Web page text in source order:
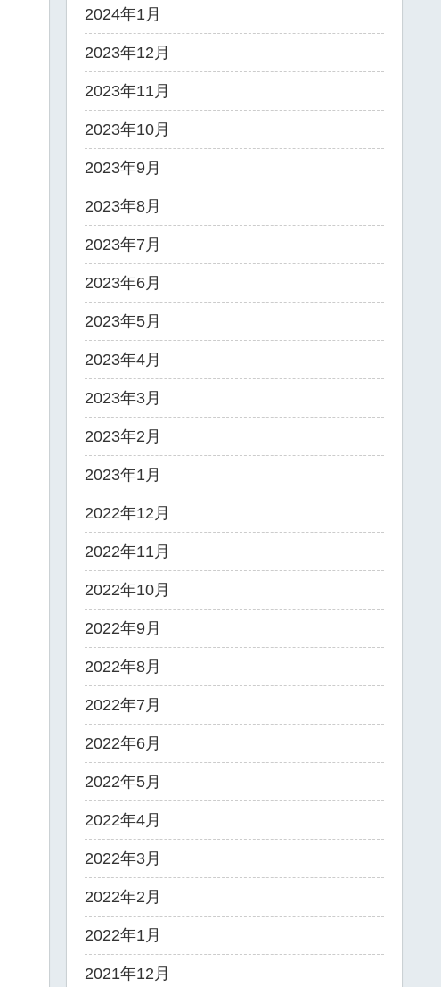
2024年1月
2023年12月
2023年11月
2023年10月
2023年9月
2023年8月
2023年7月
2023年6月
2023年5月
2023年4月
2023年3月
2023年2月
2023年1月
2022年12月
2022年11月
2022年10月
2022年9月
2022年8月
2022年7月
2022年6月
2022年5月
2022年4月
2022年3月
2022年2月
2022年1月
2021年12月